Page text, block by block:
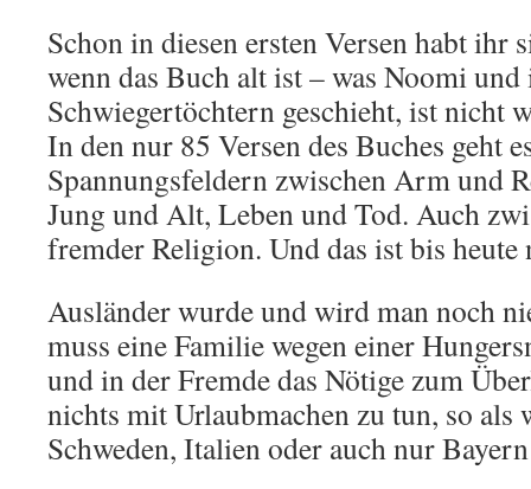
Schon in diesen ersten Versen habt ihr
wenn das Buch alt ist – was Noomi und
Schwiegertöchtern geschieht, ist nicht
In den nur 85 Versen des Buches geht
Spannungsfeldern zwischen Arm und
Jung und Alt, Leben und Tod. Auch
fremder Religion. Und das ist bis heute
Ausländer wurde und wird man noch
muss eine Familie wegen einer
und in der Fremde das Nötige zum
nichts mit Urlaubmachen zu tun, so als
Schweden, Italien oder auch nur